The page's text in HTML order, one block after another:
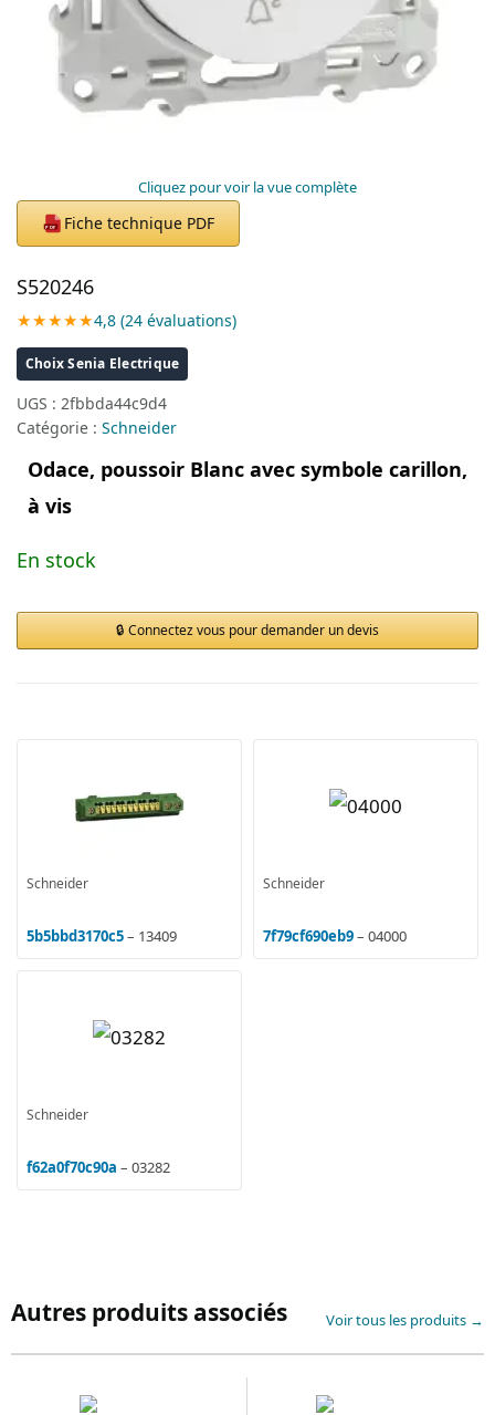
Cliquez pour voir la vue complète
PDF Fiche technique PDF
S520246
★★★★★4,8 (24 évaluations)
Choix Senia Electrique
UGS : 2fbbda44c9d4
Catégorie : Schneider
Odace, poussoir Blanc avec symbole carillon,
à vis
En stock
Connectez vous pour demander un devis
Schneider
5b5bbd3170c5– 13409
Schneider
7f79cf690eb9– 04000
Schneider
f62a0f70c90a – 03282
Autres produits associés Voir tous les produits →